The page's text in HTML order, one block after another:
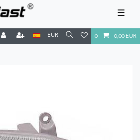
☰
EUR 0 0,00 EUR